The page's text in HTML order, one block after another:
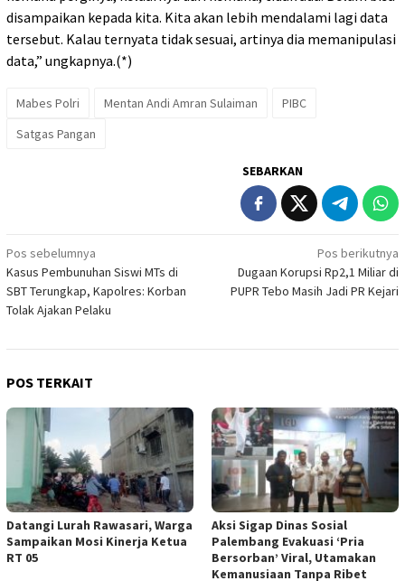
disampaikan kepada kita. Kita akan lebih mendalami lagi data
tersebut. Kalau ternyata tidak sesuai, artinya dia memanipulasi
data,” ungkapnya.(*)
Mabes Polri Mentan Andi Amran Sulaiman
PIBC
Satgas Pangan
SEBARKAN
Navigasi
pos
Pos sebelumnya
Kasus Pembunuhan Siswi MTs di
SBT Terungkap, Kapolres: Korban
Tolak Ajakan Pelaku
Pos berikutnya
Dugaan Korupsi Rp2,1 Miliar di
PUPR Tebo Masih Jadi PR Kejari
POS TERKAIT
Datangi Lurah Rawasari, Warga
Sampaikan Mosi Kinerja Ketua
RT 05
Aksi Sigap Dinas Sosial
Palembang Evakuasi ‘Pria
Bersorban’ Viral, Utamakan
Kemanusiaan Tanpa Ribet